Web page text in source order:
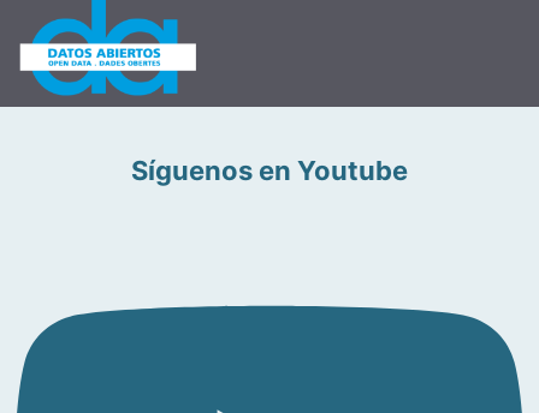
Síguenos en Youtube